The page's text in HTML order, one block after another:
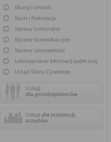
Skargi i wnioski
Sport i Rekreacja
Sprawy komunalne
Sprawy komunikacyjne
Sprawy obywatelskie
Udostępnianie informacji publicznej
Urząd Stanu Cywilnego
Usługi
dla przedsiębiorców
Usługi dla instytucji,
urzędów